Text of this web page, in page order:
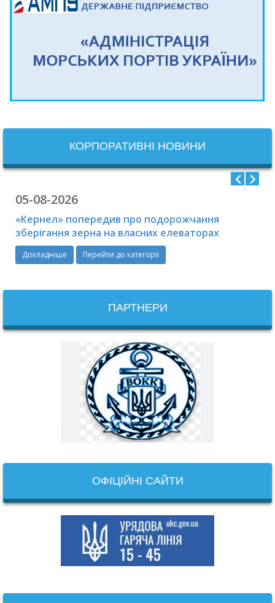
КОРПОРАТИВНІ НОВИНИ
05-08-2026
«Кернел» попередив про подорожчання
зберігання зерна на власних елеваторах
Докладніше Перейти до категорії
ПАРТНЕРИ
ОФІЦІЙНІ САЙТИ